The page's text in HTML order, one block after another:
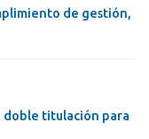
de gestión,
doble titulación para